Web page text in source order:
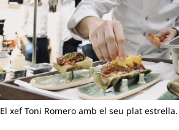
El xef Toni Romero amb el seu plat estrella.